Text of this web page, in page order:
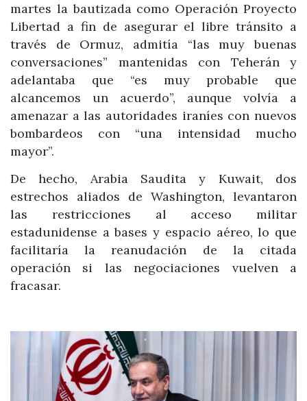
martes la bautizada como Operación Proyecto
Libertad a fin de asegurar el libre tránsito a
través de Ormuz, admitía “las muy buenas
conversaciones” mantenidas con Teherán y
adelantaba que “es muy probable que
alcancemos un acuerdo”, aunque volvía a
amenazar a las autoridades iraníes con nuevos
bombardeos con “una intensidad mucho
mayor”.
De hecho, Arabia Saudita y Kuwait, dos
estrechos aliados de Washington, levantaron
las restricciones al acceso militar
estadunidense a bases y espacio aéreo, lo que
facilitaría la reanudación de la citada
operación si las negociaciones vuelven a
fracasar.